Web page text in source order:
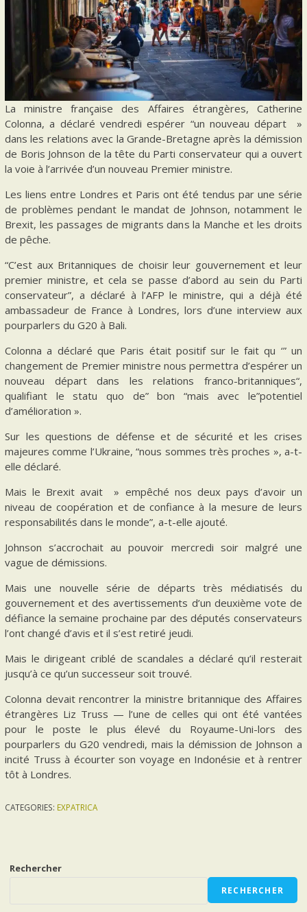
La ministre française des Affaires étrangères, Catherine
Colonna, a déclaré vendredi espérer “un nouveau départ »
dans les relations avec la Grande-Bretagne après la démission
de Boris Johnson de la tête du Parti conservateur qui a ouvert
la voie à l’arrivée d’un nouveau Premier ministre.
Les liens entre Londres et Paris ont été tendus par une série
de problèmes pendant le mandat de Johnson, notamment le
Brexit, les passages de migrants dans la Manche et les droits
de pêche.
“C’est aux Britanniques de choisir leur gouvernement et leur
premier ministre, et cela se passe d’abord au sein du Parti
conservateur”, a déclaré à l’AFP le ministre, qui a déjà été
ambassadeur de France à Londres, lors d’une interview aux
pourparlers du G20 à Bali.
Colonna a déclaré que Paris était positif sur le fait qu ‘” un
changement de Premier ministre nous permettra d’espérer un
nouveau départ dans les relations franco-britanniques“,
qualifiant le statu quo de” bon “mais avec le”potentiel
d’amélioration ».
Sur les questions de défense et de sécurité et les crises
majeures comme l’Ukraine, “nous sommes très proches », a-t-
elle déclaré.
Mais le Brexit avait » empêché nos deux pays d’avoir un
niveau de coopération et de confiance à la mesure de leurs
responsabilités dans le monde”, a-t-elle ajouté.
Johnson s’accrochait au pouvoir mercredi soir malgré une
vague de démissions.
Mais une nouvelle série de départs très médiatisés du
gouvernement et des avertissements d’un deuxième vote de
défiance la semaine prochaine par des députés conservateurs
l’ont changé d’avis et il s’est retiré jeudi.
Mais le dirigeant criblé de scandales a déclaré qu’il resterait
jusqu’à ce qu’un successeur soit trouvé.
Colonna devait rencontrer la ministre britannique des Affaires
étrangères Liz Truss — l’une de celles qui ont été vantées
pour le poste le plus élevé du Royaume-Uni-lors des
pourparlers du G20 vendredi, mais la démission de Johnson a
incité Truss à écourter son voyage en Indonésie et à rentrer
tôt à Londres.
CATEGORIES: EXPATRICA
Rechercher
RECHERCHER